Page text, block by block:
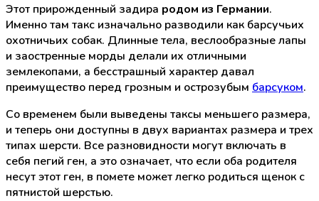
Этот прирожденный задира родом из Германии.
Именно там такс изначально разводили как барсучьих
охотничьих собак. Длинные тела, веслообразные лапы
и заостренные морды делали их отличными
землекопами, а бесстрашный характер давал
преимущество перед грозным и острозубым барсуком.
Со временем были выведены таксы меньшего размера,
и теперь они доступны в двух вариантах размера и трех
типах шерсти. Все разновидности могут включать в
себя пегий ген, а это означает, что если оба родителя
несут этот ген, в помете может легко родиться щенок с
пятнистой шерстью.